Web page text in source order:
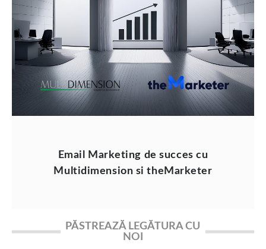
Email Marketing de succes cu
Multidimension si theMarketer
PĂSTREAZĂ LEGĂTURA CU
NOI